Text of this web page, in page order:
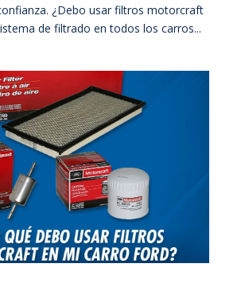
¿Debo usar filtros motorcraft
de filtrado en todos los carros...